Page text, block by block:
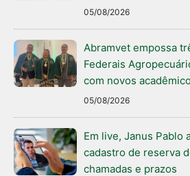
05/08/2026
Abramvet empossa
Federais
com novos
05/08/2026
Em live, Janus Pablo
cadastro de reserva
chamadas e prazos